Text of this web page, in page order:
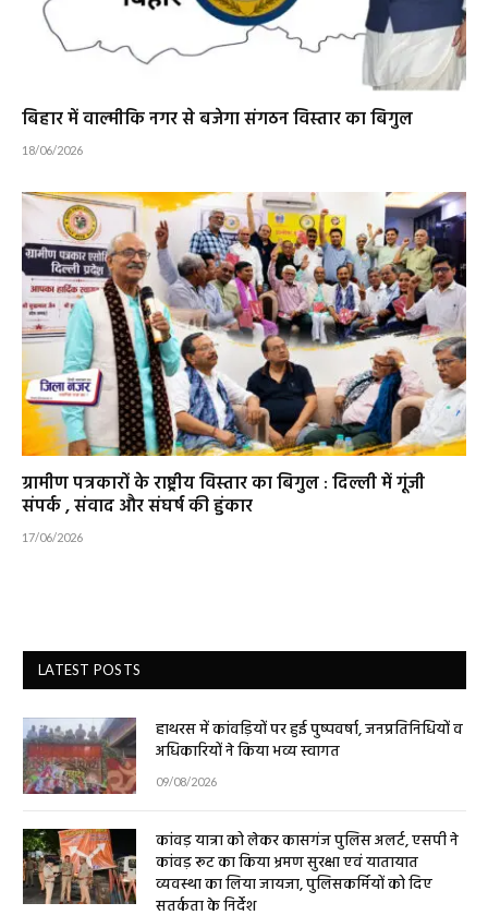
बिहार में वाल्मीकि नगर से बजेगा संगठन विस्तार का बिगुल
18/06/2026
ग्रामीण पत्रकारों के राष्ट्रीय विस्तार का बिगुल : दिल्ली में गूंजी
संपर्क , संवाद और संघर्ष की हुंकार
17/06/2026
LATEST POSTS
हाथरस में कांवड़ियों पर हुई पुष्पवर्षा, जनप्रतिनिधियों व
अधिकारियों ने किया भव्य स्वागत
09/08/2026
कांवड़ यात्रा को लेकर कासगंज पुलिस अलर्ट, एसपी ने
कांवड़ रूट का किया भ्रमण सुरक्षा एवं यातायात
व्यवस्था का लिया जायजा, पुलिसकर्मियों को दिए
सतर्कता के निर्देश